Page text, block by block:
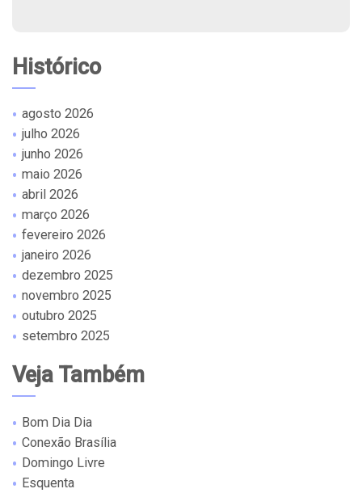
Histórico
agosto 2026
julho 2026
junho 2026
maio 2026
abril 2026
março 2026
fevereiro 2026
janeiro 2026
dezembro 2025
novembro 2025
outubro 2025
setembro 2025
Veja Também
Bom Dia Dia
Conexão Brasília
Domingo Livre
Esquenta